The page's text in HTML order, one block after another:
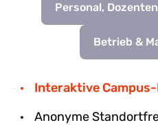
Personal,
Betrieb &
Interaktive
Anonyme